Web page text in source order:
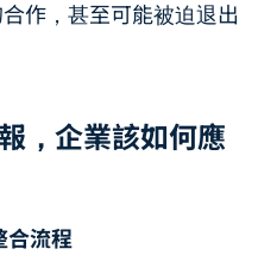
作，甚至可能被迫退出
，企業該如何應
合流程